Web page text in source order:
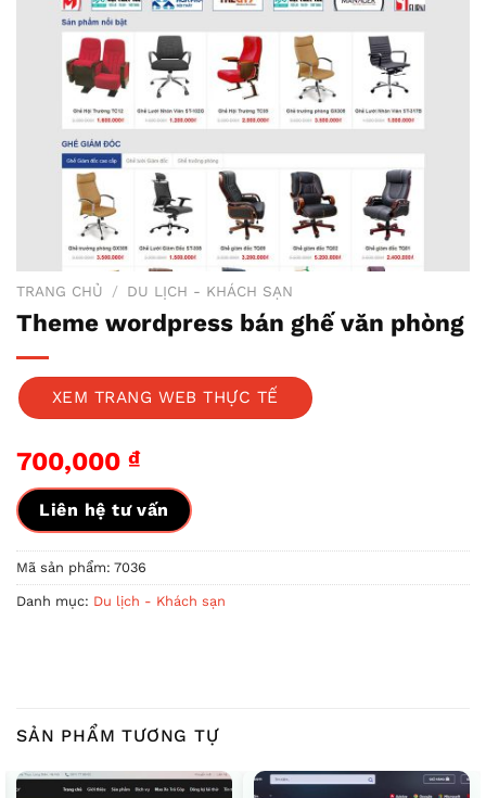
TRANG CHỦ / DU LỊCH - KHÁCH SẠN
Theme wordpress bán ghế văn phòng
XEM TRANG WEB THỰC TẾ
700,000 ₫
Liên hệ tư vấn
Mã sản phẩm: 7036
Danh mục: Du lịch - Khách sạn
SẢN PHẨM TƯƠNG TỰ